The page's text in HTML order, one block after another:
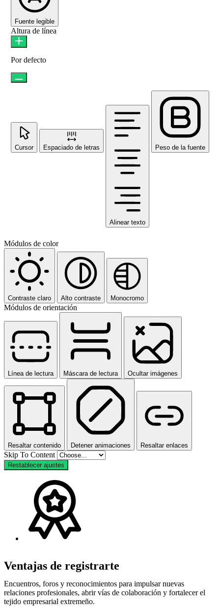
Fuente legible
Altura de línea
Por defecto
Cursor Espaciado de letras
Alinear texto
Peso de la fuente
Módulos de color
Contraste claro Alto contraste Monocromo
Módulos de orientación
Línea de lectura Máscara de lectura Ocultar imágenes
Resaltar contenido Detener animaciones Resaltar enlaces
Skip To Content
Restablecer ajustes
Ventajas de registrarte
Encuentros, foros y reconocimientos para impulsar nuevas
relaciones profesionales, abrir vías de colaboración y fortalecer el
tejido empresarial extremeño.